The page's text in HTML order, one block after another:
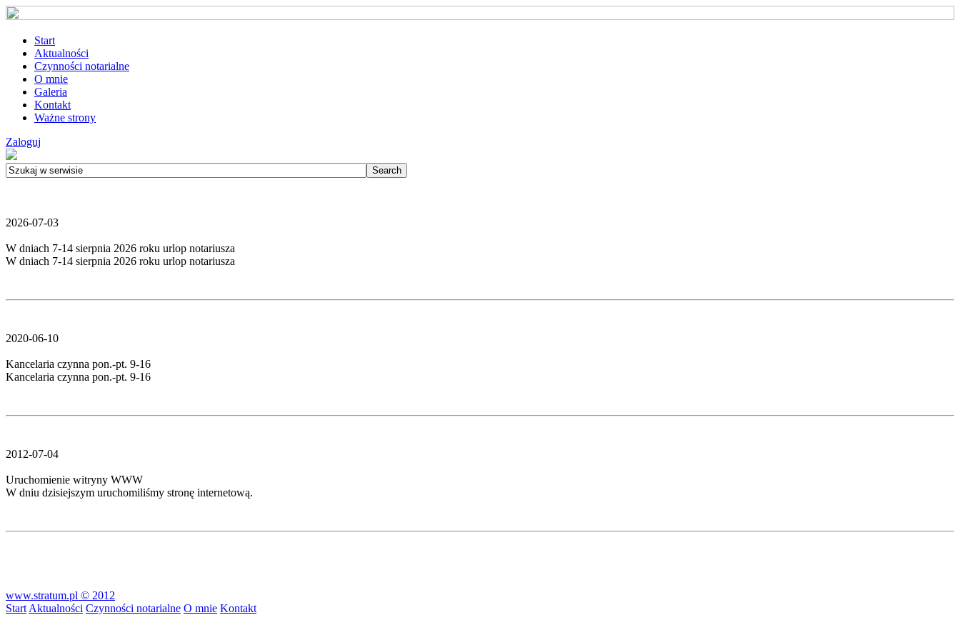
Start
Aktualności
Czynności notarialne
O mnie
Galeria
Kontakt
Ważne strony
Zaloguj
2026-07-03
W dniach 7-14 sierpnia 2026 roku urlop notariusza
W dniach 7-14 sierpnia 2026 roku urlop notariusza
2020-06-10
Kancelaria czynna pon.-pt. 9-16
Kancelaria czynna pon.-pt. 9-16
2012-07-04
Uruchomienie witryny WWW
W dniu dzisiejszym uruchomiliśmy stronę internetową.
www.stratum.pl © 2012
Start Aktualności Czynności notarialne O mnie Kontakt